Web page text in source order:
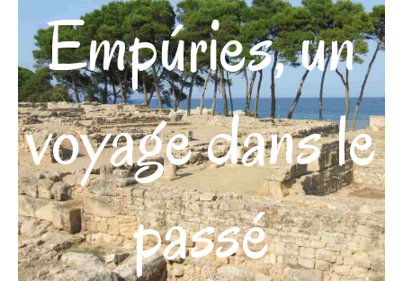
Empúries, un
voyage dans le
passé